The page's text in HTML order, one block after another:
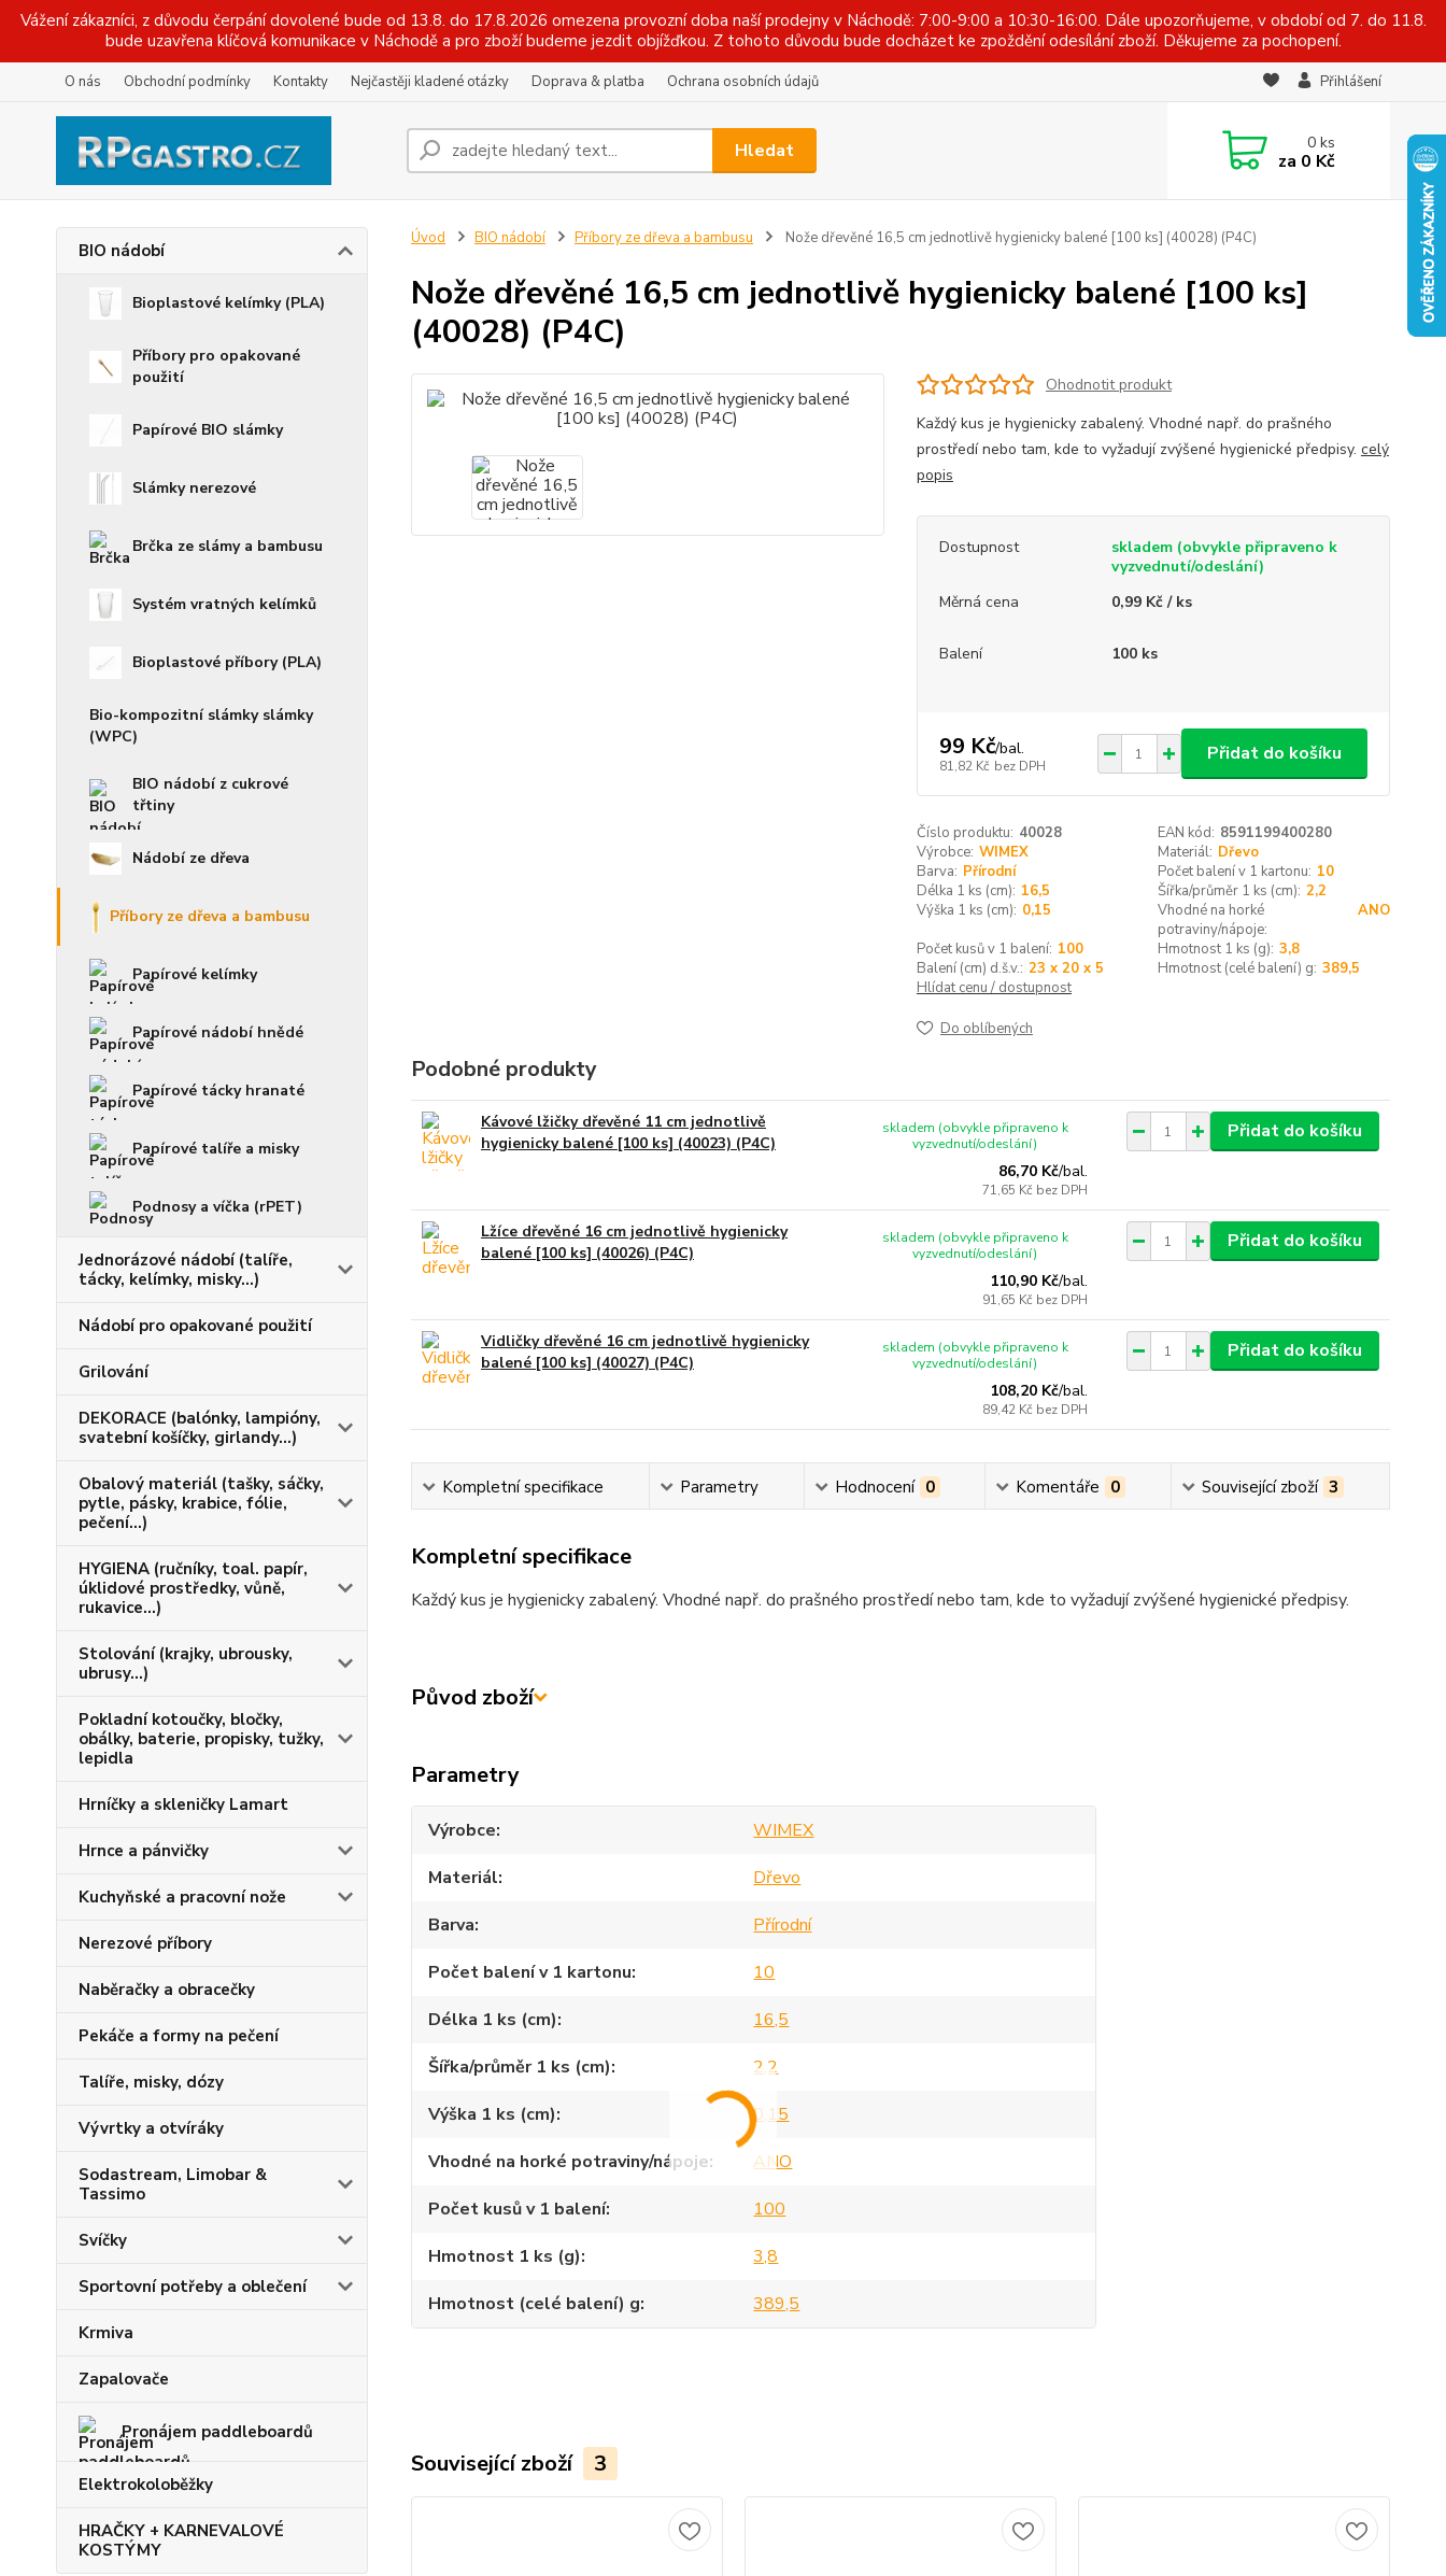
Vážení zákazníci, z důvodu čerpání dovolené bude od 13.8. do 17.8.2026 omezena provozní doba naší prodejny v Náchodě: 7:00-9:00 a 10:30-16:00. Dále upozorňujeme, v období od 7. do 11.8.
bude uzavřena klíčová komunikace v Náchodě a pro zboží budeme jezdit objížďkou. Z tohoto důvodu bude docházet ke zpoždění odesílání zboží. Děkujeme za pochopení.
O nás Obchodní podmínky Kontakty Nejčastěji kladené otázky Doprava & platba Ochrana osobních údajů Přihlášení
Hledat 0ks
za 0 Kč
BIO nádobí
Bioplastové kelímky (PLA)
Příbory pro opakované
použití
Papírové BIO slámky
Slámky nerezové
Brčka ze slámy a bambusu
Systém vratných kelímků
Bioplastové příbory (PLA)
Bio-kompozitní slámky slámky
(WPC)
BIO nádobí z cukrové
třtiny
Nádobí ze dřeva
Příbory ze dřeva a bambusu
Papírové kelímky
Papírové nádobí hnědé
Papírové tácky hranaté
Papírové talíře a misky
Podnosy a víčka (rPET)
Jednorázové nádobí (talíře,
tácky, kelímky, misky...)
Nádobí pro opakované použití
Grilování
DEKORACE (balónky, lampióny,
svatební košíčky, girlandy...)
Obalový materiál (tašky, sáčky,
pytle, pásky, krabice, fólie,
pečení...)
HYGIENA (ručníky, toal. papír,
úklidové prostředky, vůně,
rukavice...)
Stolování (krajky, ubrousky,
ubrusy...)
Pokladní kotoučky, bločky,
obálky, baterie, propisky, tužky,
lepidla
Hrníčky a skleničky Lamart
Hrnce a pánvičky
Kuchyňské a pracovní nože
Nerezové příbory
Naběračky a obracečky
Pekáče a formy na pečení
Talíře, misky, dózy
Vývrtky a otvíráky
Sodastream, Limobar &
Tassimo
Svíčky
Sportovní potřeby a oblečení
Krmiva
Zapalovače
Pronájem paddleboardů
Elektrokoloběžky
HRAČKY + KARNEVALOVÉ
KOSTÝMY
Úvod BIO nádobí Příbory ze dřeva a bambusu Nože dřevěné 16,5 cm jednotlivě hygienicky balené [100 ks] (40028) (P4C)
Nože dřevěné 16,5 cm jednotlivě hygienicky balené [100 ks]
(40028) (P4C)
Ohodnotit produkt
Každý kus je hygienicky zabalený. Vhodné např. do prašného
prostředí nebo tam, kde to vyžadují zvýšené hygienické předpisy. celý
popis
Dostupnost
skladem (obvykle připraveno k
vyzvednutí/odeslání)
Měrná cena
0,99 Kč / ks
Balení 100 ks
99 Kč/bal.
81,82 Kč bez DPH
Přidat do košíku
Číslo produktu: 40028 EAN kód: 8591199400280
Výrobce: WIMEX Materiál: Dřevo
Barva: Přírodní Počet balení v 1 kartonu: 10
Délka 1 ks (cm): 16,5 Šířka/průměr 1 ks (cm): 2,2
Výška 1 ks (cm): 0,15
Vhodné na horké
potraviny/nápoje:
ANO
Počet kusů v 1 balení: 100 Hmotnost 1 ks (g): 3,8
Balení (cm) d.š.v.: 23 x 20 x 5 Hmotnost (celé balení) g: 389,5
Hlídat cenu / dostupnost
Do oblíbených
Podobné produkty
Kávové lžičky dřevěné 11 cm jednotlivě
hygienicky balené [100 ks] (40023) (P4C)
86,70 Kč/bal.
71,65 Kč bez DPH
skladem (obvykle připraveno k
vyzvednutí/odeslání)
Přidat do košíku
Lžíce dřevěné 16 cm jednotlivě hygienicky
balené [100 ks] (40026) (P4C)
110,90 Kč/bal.
91,65 Kč bez DPH
skladem (obvykle připraveno k
vyzvednutí/odeslání)
Přidat do košíku
Vidličky dřevěné 16 cm jednotlivě hygienicky
balené [100 ks] (40027) (P4C)
108,20 Kč/bal.
89,42 Kč bez DPH
skladem (obvykle připraveno k
vyzvednutí/odeslání)
Přidat do košíku
Kompletní specifikace Parametry Hodnocení 0 Komentáře 0 Související zboží 3
Kompletní specifikace
Každý kus je hygienicky zabalený. Vhodné např. do prašného prostředí nebo tam, kde to vyžadují zvýšené hygienické předpisy.
Původ zboží
Parametry
Výrobce
WIMEX
Materiál
Dřevo
Barva
Přírodní
Počet balení v 1 kartonu
10
Délka 1 ks (cm)
16,5
Šířka/průměr 1 ks (cm)
2,2
Výška 1 ks (cm)
0,15
Vhodné na horké potraviny/nápoje
ANO
Počet kusů v 1 balení
100
Hmotnost 1 ks (g)
3,8
Hmotnost (celé balení) g
389,5
Související zboží 3